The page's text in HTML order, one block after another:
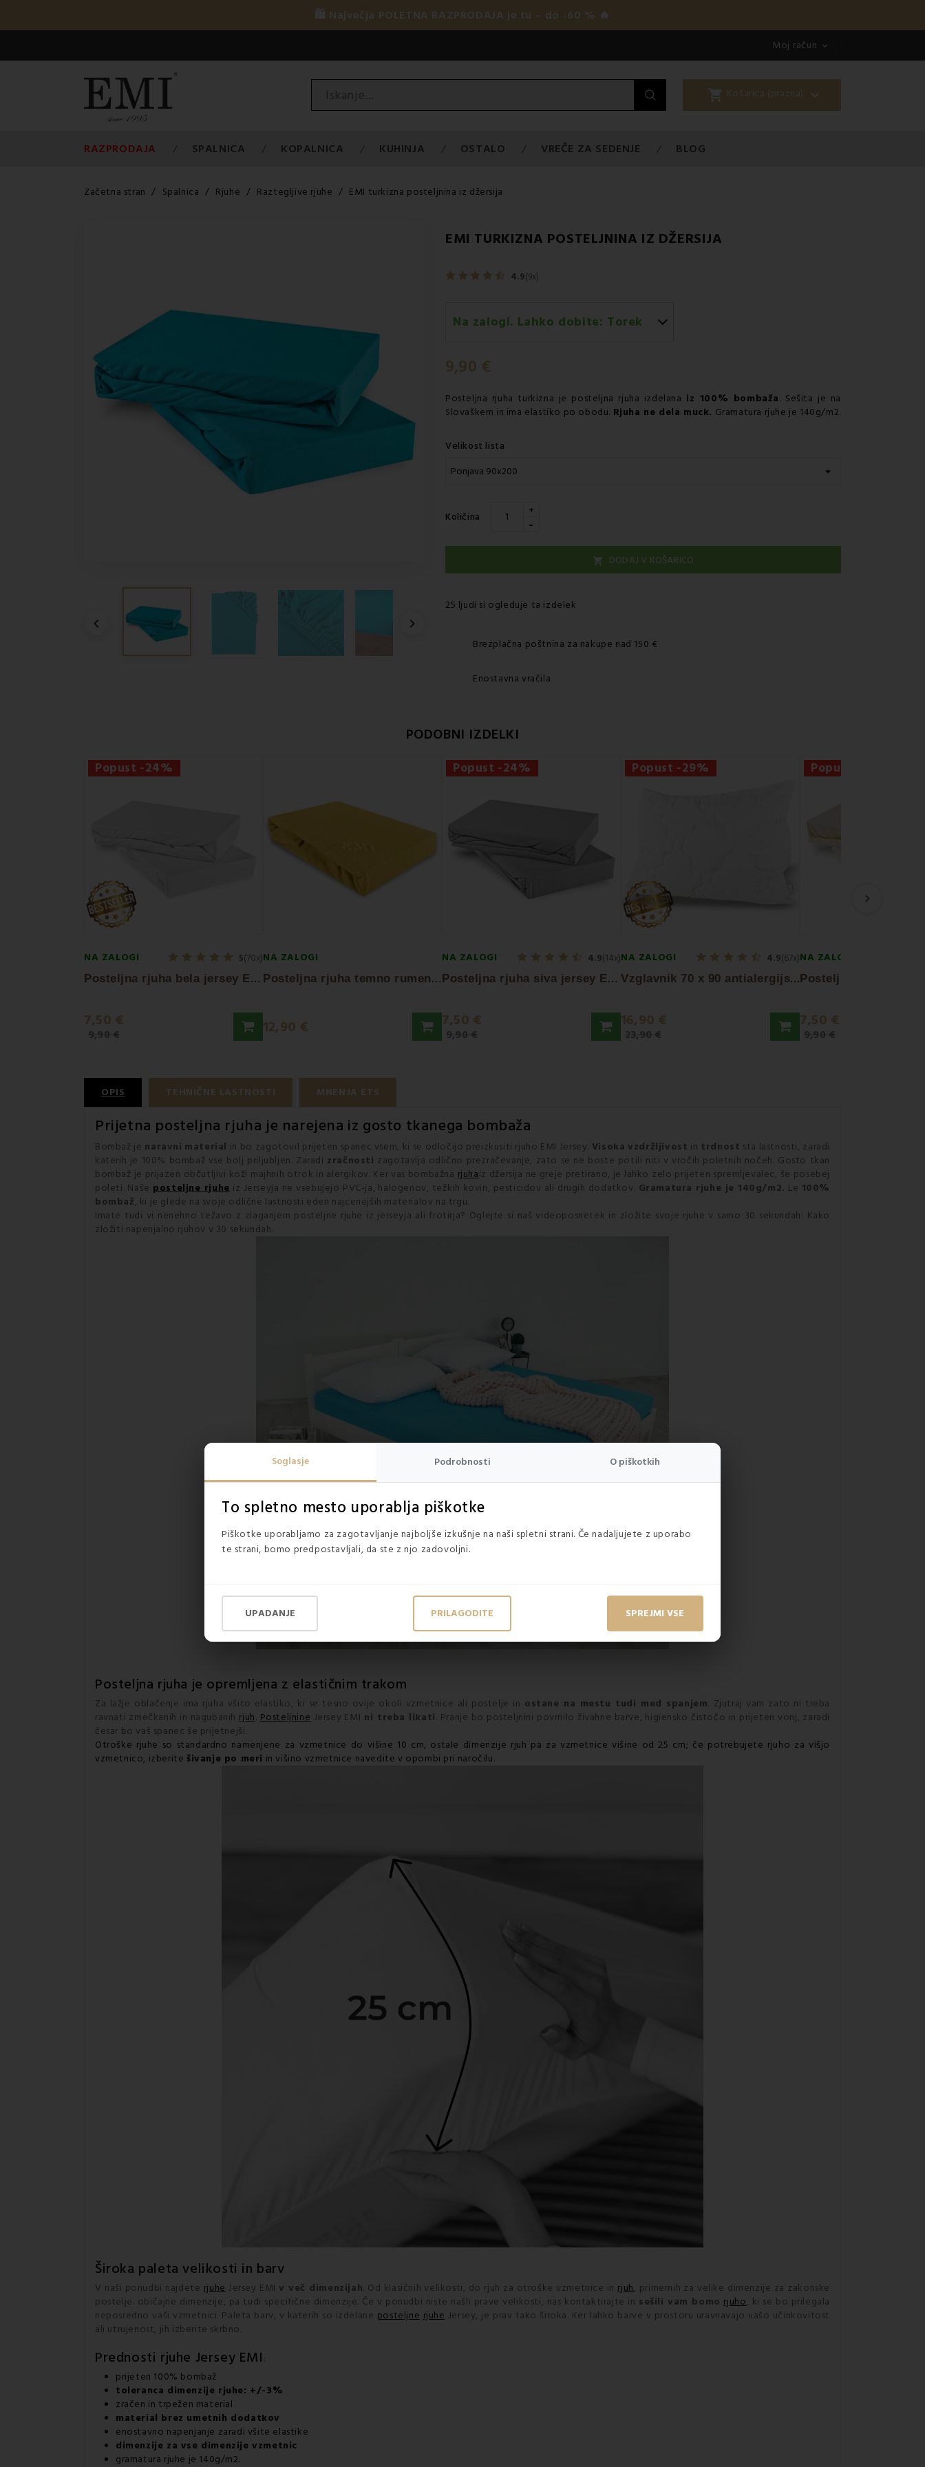
Soglasje Podrobnosti O piškotkih
To spletno mesto uporablja piškotke
Piškotke uporabljamo za zagotavljanje najboljše izkušnje na naši spletni strani. Če nadaljujete z uporabo
te strani, bomo predpostavljali, da ste z njo zadovoljni.
UPADANJE PRILAGODITE SPREJMI VSE
🛍️ Največja POLETNA RAZPRODAJA je tu – do -60 % 🔥
Moj račun 
shopping_cart Košarica (prazna) 
RAZPRODAJA SPALNICA KOPALNICA KUHINJA OSTALO VREČE ZA SEDENJE BLOG
Začetna stran Spalnica Rjuhe Raztegljive rjuhe EMI turkizna posteljnina iz džersija
 
EMI TURKIZNA POSTELJNINA IZ DŽERSIJA
4.9(9x)
Na zalogi. Lahko dobite: Torek
9,90 €
Posteljna rjuha turkizna je posteljna rjuha izdelana iz 100% bombaža. Sešita je na
Slovaškem in ima elastiko po obodu. Rjuha ne dela muck. Gramatura rjuhe je 140g/m2.
Velikost lista
Količina +
-
 DODAJ V KOŠARICO
25 ljudi si ogleduje ta izdelek
Brezplačna poštnina za nakupe nad 150 €
Enostavna vračila
PODOBNI IZDELKI
Popust -24%
NA ZALOGI 5(70x)
P
osteljna rjuha bela jersey EMI
7,50 €
9,90 €
NA ZALOGI
P
osteljna rjuha temno rumena froté EMI
12,90 €
Popust -24%
NA ZALOGI 4.9(14x)
P
osteljna rjuha siva jersey EMI
7,50 €
9,90 €
Popust -29%
NA ZALOGI 4.9(67x)
V
zglavnik 70 x 90 antialergijski prešit...
16,90 €
23,90 €
Popust -24%
NA ZALOGI
7,50 €
9,90 €
›
OPIS TEHNIČNE LASTNOSTI MNENJA ETS
Prijetna posteljna rjuha je narejena iz gosto tkanega bombaža
Bombaž je naravni material in bo zagotovil prijeten spanec vsem, ki se odločijo preizkusiti rjuho EMI Jersey. Visoka vzdržljivost in trdnost sta lastnosti, zaradi
katerih je 100% bombaž vse bolj priljubljen. Zaradi zračnosti zagotavlja odlično prezračevanje, zato se ne boste potili niti v vročih poletnih nočeh. Gosto tkan
bombaž je prijazen občutljivi koži majhnih otrok in alergikov. Ker vas bombažna rjuhaiz džersija ne greje pretirano, je lahko zelo prijeten spremljevalec, še posebej
poleti. Naše posteljne rjuheiz Jerseyja ne vsebujejo PVC-ja, halogenov, težkih kovin, pesticidov ali drugih dodatkov. Gramatura rjuhe je 140g/m2. Le 100%
bombaž, ki je glede na svoje odlične lastnosti eden najcenejših materialov na trgu.
Imate tudi vi nenehno težavo z zlaganjem posteljne rjuhe iz jerseyja ali frotirja? Oglejte si naš videoposnetek in zložite svoje rjuhe v samo 30 sekundah: Kako
zložiti napenjalno rjuhov v 30 sekundah.
Posteljna rjuha je opremljena z elastičnim trakom
Za lažje oblačenje ima rjuha všito elastiko, ki se tesno ovije okoli vzmetnice ali postelje in ostane na mestu tudi med spanjem. Zjutraj vam zato ni treba
ravnati zmečkanih in nagubanihrjuh. Posteljnine Jersey EMI ni treba likati. Pranje bo posteljnini povrnilo živahne barve, higiensko čistočo in prijeten vonj, zaradi
česar bo vaš spanec še prijetnejši.
Otroške rjuhe so standardno namenjene za vzmetnice do višine 10 cm, ostale dimenzije rjuh pa za vzmetnice višine od 25 cm; če potrebujete rjuho za višjo
vzmetnico, izberite šivanje po meri in višino vzmetnice navedite v opombi pri naročilu.
Široka paleta velikosti in barv
V naši ponudbi najdete rjuheJersey EMI v več dimenzijah. Od klasičnih velikosti, do rjuh za otroške vzmetnice inrjuh, primernih za velike dimenzije za zakonske
postelje. običajne dimenzije, pa tudi specifične dimenzije. Če v ponudbi niste našli prave velikosti, nas kontaktirajte in sešili vam bomo rjuho, ki se bo prilegala
neposredno vaši vzmetnici. Paleta barv, v katerih so izdelane posteljne rjuheJersey, je prav tako široka. Ker lahko barve v prostoru uravnavajo vašo učinkovitost
ali utrujenost, jih izberite skrbno.
Prednosti rjuhe Jersey EMI :
prijeten 100% bombaž
toleranca dimenzije rjuhe: +/-3%
zračen in trpežen material
material brez umetnih dodatkov
enostavno napenjanje zaradi všite elastike
dimenzije za vse dimenzije vzmetnic
gramatura rjuhe je 140g/m2.